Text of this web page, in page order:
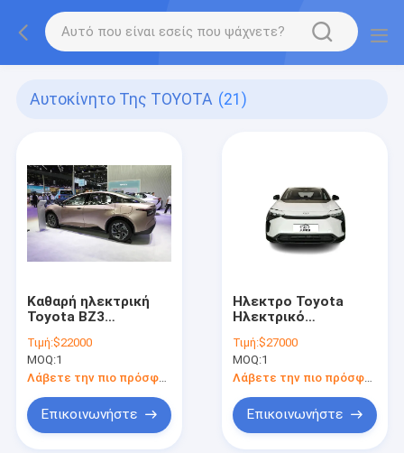
Αυτοκίνητο Της TOYOTA (21)
Καθαρή ηλεκτρική
Toyota BZ3
Μπροστά τροχιά
κίνηση 300 μίλια
αυτονομία
Τιμή:$22000
MOQ:1
Λάβετε την πιο πρόσφατη τιμή
Επικοινωνήστε
Ηλεκτρο Toyota
Ηλεκτρικό
Ηλεκτρικό Μεσαίου
Μεγέθους Toyota
Bz4x Ηλεκτρικό SUV
Τιμή:$27000
MOQ:1
Επικοινωνήστε